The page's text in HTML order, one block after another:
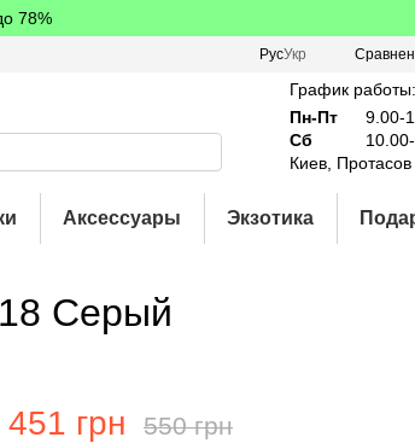
78%
РусУкр
График работы:
Пн-Пт
9.00-
Сб
Киев,
Аксессуары Экзотика
Серый
451 грн 550 грн